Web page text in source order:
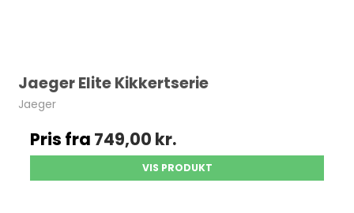
Jaeger Elite Kikkertserie
Jaeger
Pris fra 749,00 kr.
VIS PRODUKT